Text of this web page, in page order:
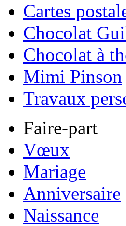
Cartes
Chocolat
Chocolat à
Mimi Pinson
Travaux
Faire-part
Vœux
Mariage
Anniversaire
Naissance